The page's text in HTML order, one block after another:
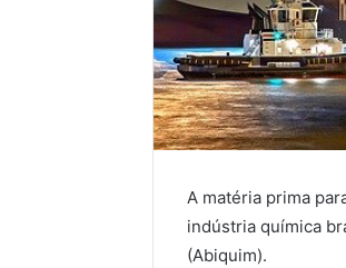
A matéria prima
indústria química
(Abiquim).